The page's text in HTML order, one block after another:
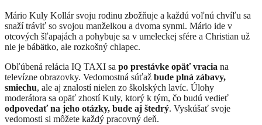
Mário Kuly Kollár svoju rodinu zbožňuje a každú voľnú chvíľu sa
snaží tráviť so svojou manželkou a dvoma synmi. Mário ide v
otcových šľapajách a pohybuje sa v umeleckej sfére a Christian už
nie je bábätko, ale rozkošný chlapec.
Obľúbená relácia IQ TAXI sa po prestávke opäť vracia na
televízne obrazovky. Vedomostná súťaž bude plná zábavy,
smiechu, ale aj znalostí nielen zo školských lavíc. Úlohy
moderátora sa opäť zhostí Kuly, ktorý k tým, čo budú vedieť
odpovedať na jeho otázky, bude aj štedrý. Vyskúšať svoje
vedomosti si môžete každý pracovný deň.